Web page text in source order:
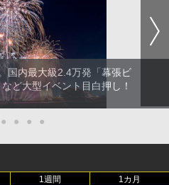
国内最大級2.4万発「幕張ビ
ど大型イベント目白押し！
● ● ● ●
1週間 1カ月